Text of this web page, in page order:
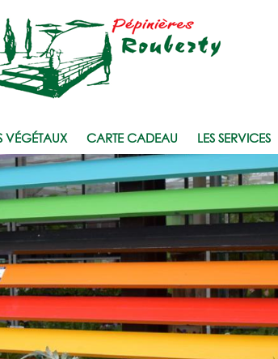
VÉGÉTAUX CARTE CADEAU LES SERVICES